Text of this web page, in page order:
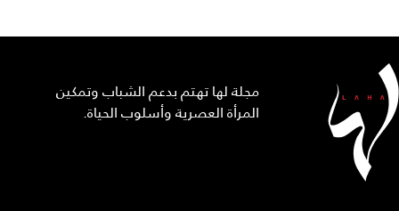
مجلة لها تهتم بدعم الشباب وتمكين
المرأة العصرية وأسلوب الحياة.